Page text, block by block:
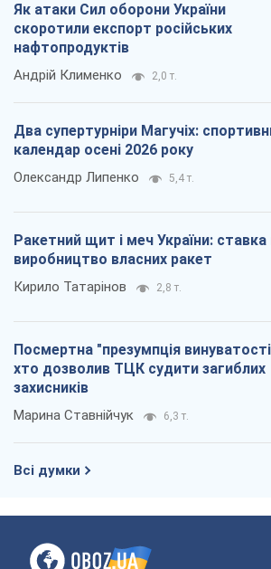
Як атаки Сил оборони України
скоротили експорт російських
нафтопродуктів
Андрій Клименко 2,0 т.
Два супертурніри Магучіх:
календар осені 2026 року
Олександр Липенко 5,4 т.
Ракетний щит і меч України: ставка
виробництво власних ракет
Кирило Татарінов 2,8 т.
Посмертна "презумпція
хто дозволив ТЦК судити загиблих
захисників
Марина Ставнійчук 6,3 т.
Всі думки